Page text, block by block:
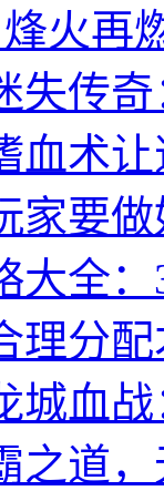
火再
失传
血术
家要
大全
理分
城血
之道